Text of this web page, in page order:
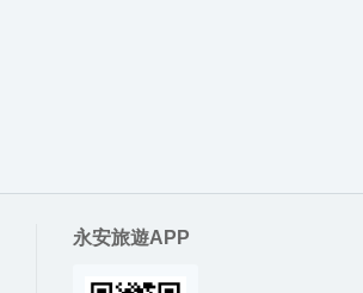
永安旅遊APP